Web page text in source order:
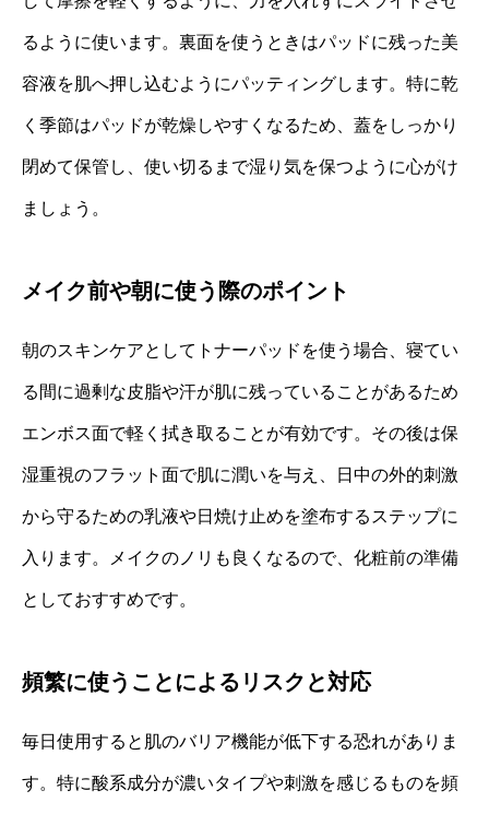
るように使います。裏面を使うときはパッドに残った美
容液を肌へ押し込むようにパッティングします。特に乾
く季節はパッドが乾燥しやすくなるため、蓋をしっかり
閉めて保管し、使い切るまで湿り気を保つように心がけ
ましょう。
メイク前や朝に使う際のポイント
朝のスキンケアとしてトナーパッドを使う場合、寝てい
る間に過剰な皮脂や汗が肌に残っていることがあるため
エンボス面で軽く拭き取ることが有効です。その後は保
湿重視のフラット面で肌に潤いを与え、日中の外的刺激
から守るための乳液や日焼け止めを塗布するステップに
入ります。メイクのノリも良くなるので、化粧前の準備
としておすすめです。
頻繁に使うことによるリスクと対応
毎日使用すると肌のバリア機能が低下する恐れがありま
す。特に酸系成分が濃いタイプや刺激を感じるものを頻